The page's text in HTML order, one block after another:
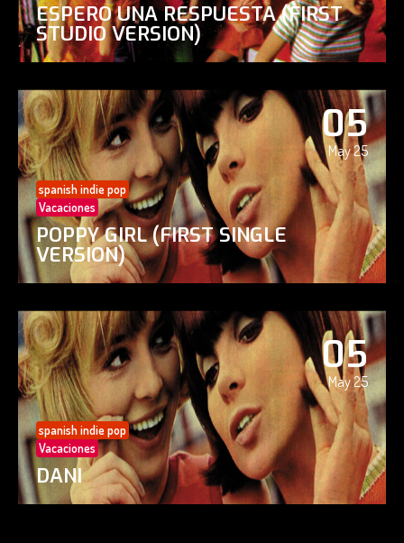
ESPERO UNA RESPUESTA (FIRST
STUDIO VERSION)
05
May 25
spanish indie pop
Vacaciones
POPPY GIRL (FIRST SINGLE
VERSION)
05
May 25
spanish indie pop
Vacaciones
DANI